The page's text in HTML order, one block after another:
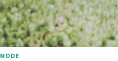
MODE